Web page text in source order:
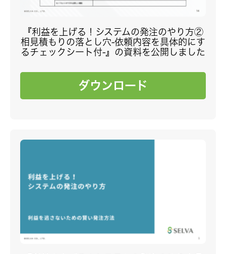
『利益を上げる！システムの発注のやり方②
相見積もりの落とし穴-依頼内容を具体的にす
るチェックシート付-』の資料を公開しました
ダウンロード